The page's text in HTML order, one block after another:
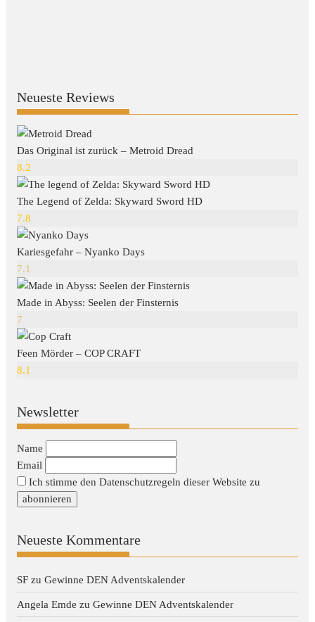
Neueste Reviews
Das Original ist zurück – Metroid Dread
8.2
The Legend of Zelda: Skyward Sword HD
7.8
Kariesgefahr – Nyanko Days
7.1
Made in Abyss: Seelen der Finsternis
7
Feen Mörder – COP CRAFT
8.1
Newsletter
Name
Email
Ich stimme den Datenschutzregeln dieser Website zu
Neueste Kommentare
SF zuGewinne DEN Adventskalender
Angela Emde zuGewinne DEN Adventskalender